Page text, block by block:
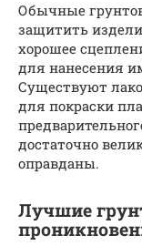
Обычные
защитить
хорошее
для нанесения
Существуют
для покраски
достаточно
оправданы.
Лучшие